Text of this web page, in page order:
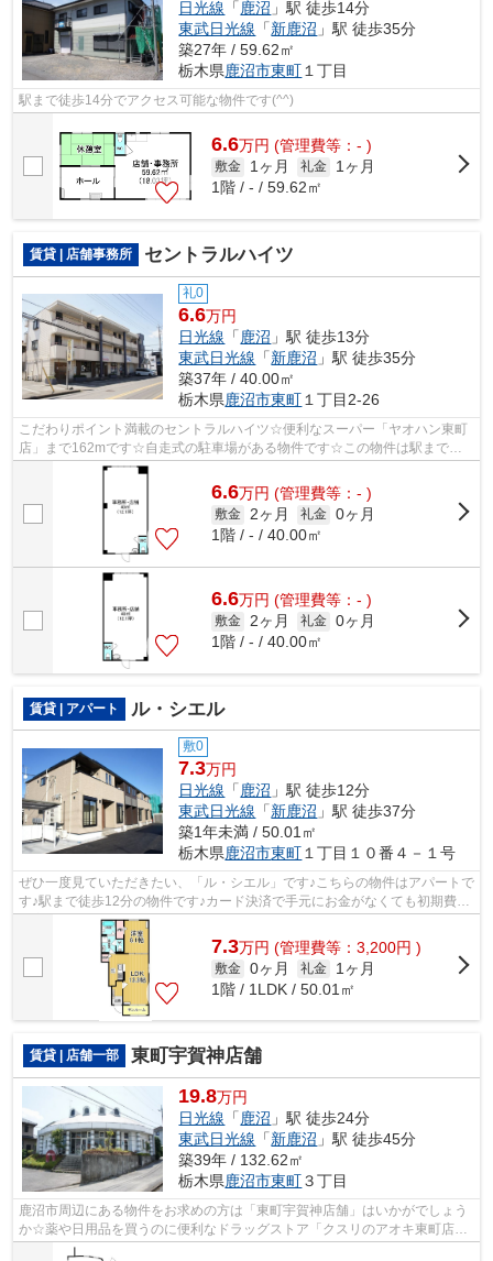
日光線 「 鹿沼 」駅 徒歩14分
東武日光線 「新鹿沼 」駅 徒歩35分
築27年 / 59.62㎡
栃木県鹿沼市東町 １丁目
駅まで徒歩14分でアクセス可能な物件です(^^)
6.6万円 (管理費等：- )
敷金 1ヶ月 礼金
1ヶ月
1階 / - / 59.62㎡
賃貸 | 店舗事務所 セントラルハイツ
礼0
6.6万円
日光線 「 鹿沼 」駅 徒歩13分
東武日光線 「新鹿沼 」駅 徒歩35分
築37年 / 40.00㎡
栃木県鹿沼市東町 １丁目2-26
こだわりポイント満載のセントラルハイツ☆便利なスーパー「ヤオハン東町
店」まで162mです☆自走式の駐車場がある物件です☆この物件は駅まで徒
歩13分の立地です(#^^#)
6.6万円 (管理費等：- )
敷金 2ヶ月 礼金 0ヶ月
1階 / - / 40.00㎡
6.6万円 (管理費等：- )
敷金 2ヶ月 礼金 0ヶ月
1階 / - / 40.00㎡
賃貸 | アパート ル・シエル
敷0
7.3万円
日光線 「鹿沼 」駅 徒歩12分
東武日光線 「新鹿沼 」駅 徒歩37分
築1年未満 / 50.01㎡
栃木県鹿沼市東町１丁目１０番４－１号
ぜひ一度見ていただきたい、「ル・シエル」です♪こちらの物件はアパートで
す♪駅まで徒歩12分の物件です♪カード決済で手元にお金がなくても初期費用
や家賃支払いができます♪エスケーホ...
7.3万円 (管理費等：3,200円 )
敷金 0ヶ月 礼金
1ヶ月
1階 / 1LDK / 50.01㎡
賃貸 | 店舗一部 東町宇賀神店舗
19.8万円
日光線 「鹿沼 」駅 徒歩24分
東武日光線 「新鹿沼 」駅 徒歩45分
築39年 / 132.62㎡
栃木県鹿沼市東町３丁目
鹿沼市周辺にある物件をお求めの方は「東町宇賀神店舗」はいかがでしょう
か☆薬や日用品を買うのに便利なドラッグストア「クスリのアオキ東町店」
が、こちらの物件から444mのところにあ...